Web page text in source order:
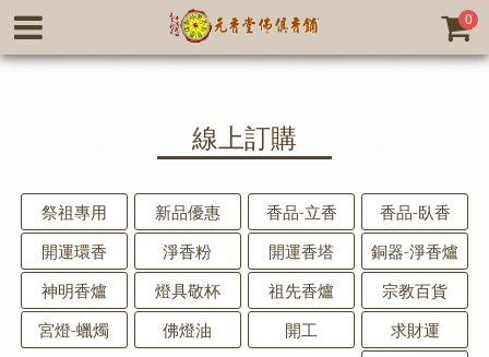
0
線上訂購
祭祖專用 新品優惠 香品-立香
香品-臥香
開運環香
淨香粉 開運香塔
銅器-淨香爐
神明香爐
燈具敬杯 祖先香爐
宗教百貨
宮燈-蠟燭
佛燈油 開工 求財運